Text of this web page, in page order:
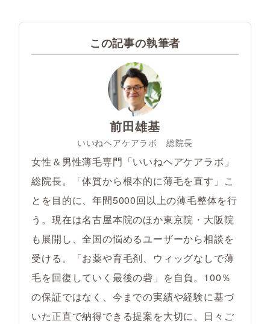
この記事の執筆者
前田雄基
いいねヘアケアラボ 総院長
女性＆男性薄毛専門「いいねヘアケアラボ」
総院長。「体質から根本的に薄毛を直す」こ
とを目的に、年間5000回以上の薄毛整体を行
う。現在は名古屋本院のほか東京院・大阪院
も展開し、全国の悩めるユーザーから相談を
受ける。「お薬や育毛剤、ウィッグなしで薄
毛を回復していく最後の砦」を自負。100％
の保証ではなく、今までの実績や経験に基づ
いた正直で納得できる提案を大切に、日々ご